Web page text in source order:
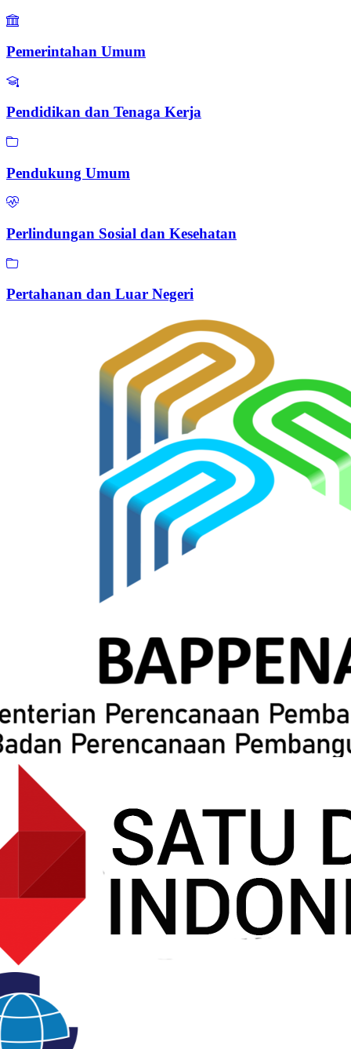
Pemerintahan Umum
Pendidikan dan Tenaga Kerja
Pendukung Umum
Perlindungan Sosial dan Kesehatan
Pertahanan dan Luar Negeri